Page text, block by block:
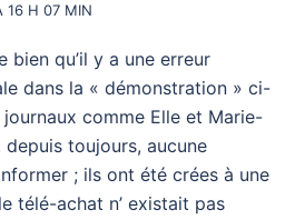
16 H 07 MIN
bien qu’il y a une erreur
dans la « démonstration » ci-
journaux comme Elle et Marie-
depuis toujours, aucune
; ils ont été crées à une
télé-achat n’ existait pas